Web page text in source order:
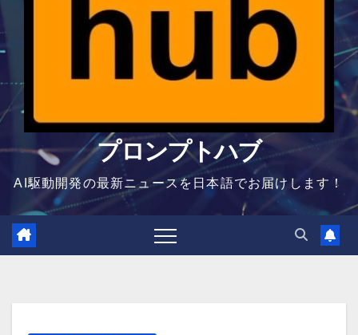
プロンプトハブ
AI駆動開発の最新ニュースを日本語でお届けします！